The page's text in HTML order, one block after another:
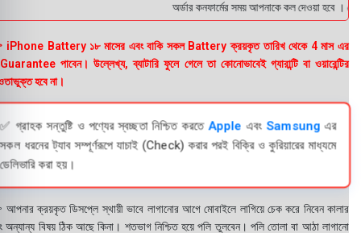
অর্ডার কনফার্মের সময় আপনাকে কল দেওয়া হবে ।
Battery ১৮ মাসের এবং বাকি সকল Battery ক্রয়কৃত তারিখ থেকে 4 মাস এর
পাবেন। উল্লেখ্য, ব্যাটারি ফুলে গেলে তা কোনোভাবেই গ্যারান্টি বা ওয়ারেন্টির
হবে না।
✅ গ্রাহক সন্তুষ্টি ও পণ্যের স্বচ্ছতা নিশ্চিত করতেApple এবংSamsungএর
সকল ধরনের ট্যাব সম্পূর্ণরূপে যাচাই (Check) করার পরই বিক্রি ও কুরিয়ারের মাধ্যমে
ডেলিভারি করা হয়।
ক্রয়কৃত ডিসপ্লে স্থায়ী ভাবে লাগানোর আগে মোবাইলে লাগিয়ে চেক করে নিবেন কালার
অন্যান্য বিষয় ঠিক আছে কিনা। শতভাগ নিশ্চিত হয়ে পলি তুলবেন। পলি তোলা বা আঠা লাগানো